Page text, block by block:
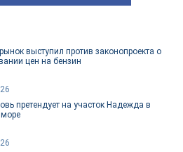
выступил против законопроекта о
цен на бензин
претендует на участок Надежда в